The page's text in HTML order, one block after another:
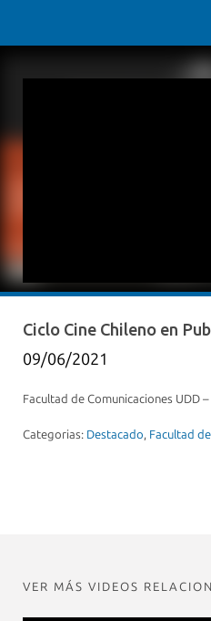
Ciclo Cine Chileno en
09/06/2021
Facultad de Comunicaciones UDD –
Categorias: Destacado, Facultad
VER MÁS VIDEOS